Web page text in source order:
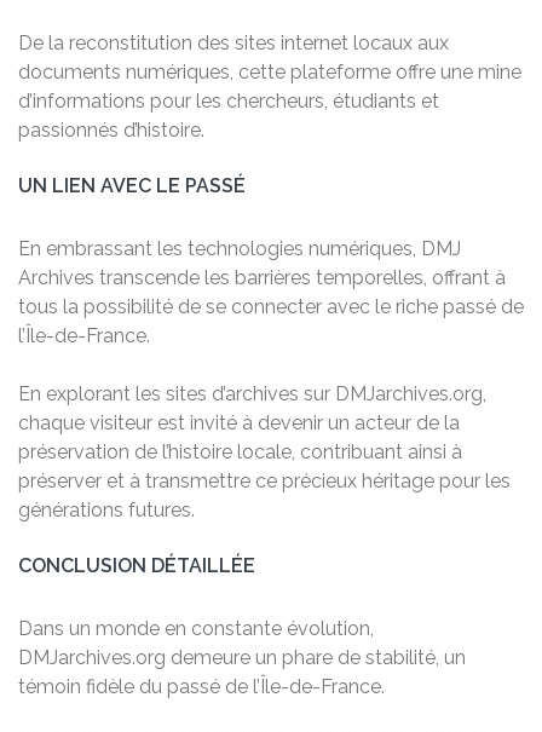
De la reconstitution des sites internet locaux aux
documents numériques, cette plateforme offre une mine
d’informations pour les chercheurs, étudiants et
passionnés d’histoire.
UN LIEN AVEC LE PASSÉ
En embrassant les technologies numériques, DMJ
Archives transcende les barrières temporelles, offrant à
tous la possibilité de se connecter avec le riche passé de
l’Île-de-France.
En explorant les sites d’archives sur DMJarchives.org,
chaque visiteur est invité à devenir un acteur de la
préservation de l’histoire locale, contribuant ainsi à
préserver et à transmettre ce précieux héritage pour les
générations futures.
CONCLUSION DÉTAILLÉE
Dans un monde en constante évolution,
DMJarchives.org demeure un phare de stabilité, un
témoin fidèle du passé de l’Île-de-France.